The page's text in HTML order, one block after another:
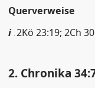
Querverweise
i 2Kö 23:19; 2Ch
2. Chronika